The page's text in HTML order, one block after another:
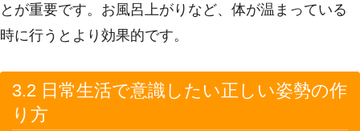
とが重要です。お風呂上がりなど、体が温まっている
時に行うとより効果的です。
3.2 日常生活で意識したい正しい姿勢の作
り方